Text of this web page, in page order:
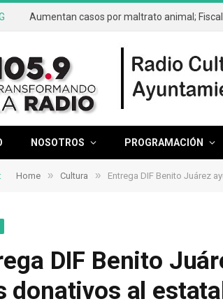
NOSOTROS PROGRAMACIÓN
Home » Cultura » Entrega DIF Benito Juárez
DIF Benito
donativos al estatal